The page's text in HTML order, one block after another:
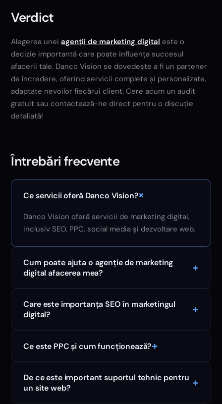
Verdict
Alegerea uneiagenții de marketing digital este o
decizie importantă care poate influența succesul
afacerii tale. Danco Vision se dovedește a fi un partener
de încredere, oferind servicii complete și personalizate,
adaptate nevoilor fiecărui client. Cere acum un audit
gratuit sau contactează-ne direct pentru o discuție
detaliată!
Întrebări frecvente
Ce servicii oferă Danco Vision?+
Danco Vision oferă servicii de marketing digital,
inclusiv SEO, PPC, social media și dezvoltare web.
Cum poate ajuta o agenție de marketing
digital afacerea mea?
+
Care este importanța SEO în marketingul
digital?
+
Ce este PPC și cum funcționează?+
De ce este important suportul tehnic pentru
un site web?
+